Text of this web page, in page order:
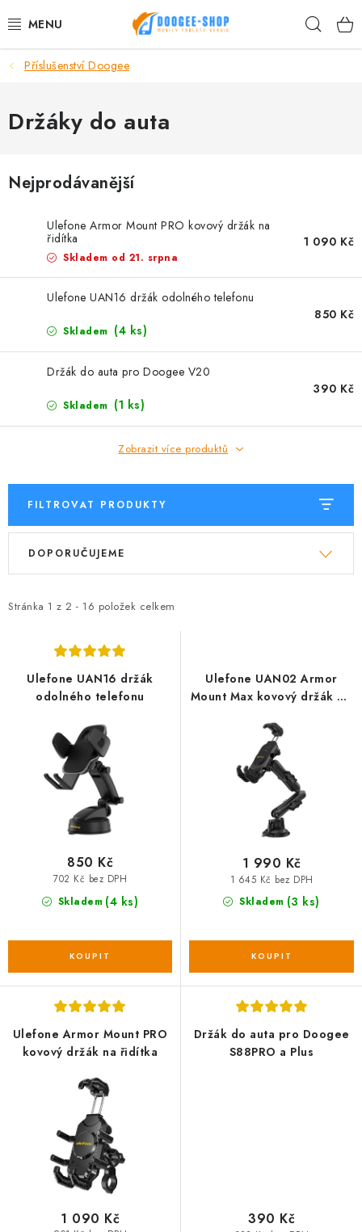
na
MOBILNÍ TELEFONY
TABLET PC
NÁHRADNÍ DÍLY
DALŠÍ ZNAČKY
AKČNÍ SLEVY
Proč nakupovat u nás Hodnocení obchodu
Reklamace
Vrácení zboží Obchodní podmínky
Příslušenství Doogee
Držáky do auta
Nejprodávanější
Ulefone Armor Mount PRO kovový držák na
řidítka
Skladem od 21. srpna
1 090 Kč
Ulefone UAN16 držák odolného telefonu
Skladem (4 ks)
850 Kč
Držák do auta pro Doogee V20
Skladem (1 ks)
390 Kč
Zobrazit více produktů
FILTROVAT PRODUKTY
V
i
Stránka 1 z 2 - 16 položek celkem
Ř
e
DOPORUČUJEME
Ulefone UAN16 držák
odolného telefonu
Skladem (4 ks)
702 Kč bez DPH
850 Kč
Ulefone UAN02 Armor
Mount Max kovový držák do
Skladem (3 ks)
1 645 Kč bez DPH
1 990 Kč
Ulefone Armor Mount PRO
kovový držák na řidítka
1 090 Kč
Držák do auta pro Doogee
S88PRO a Plus
390 Kč